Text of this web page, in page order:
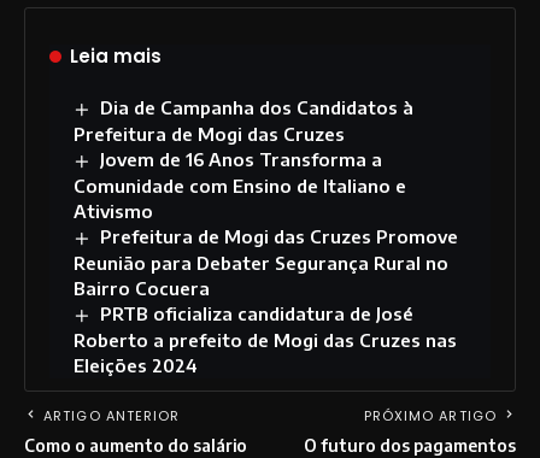
Leia mais
Dia de Campanha dos Candidatos à
Prefeitura de Mogi das Cruzes
Jovem de 16 Anos Transforma a
Comunidade com Ensino de Italiano e
Ativismo
Prefeitura de Mogi das Cruzes Promove
Reunião para Debater Segurança Rural no
Bairro Cocuera
PRTB oficializa candidatura de José
Roberto a prefeito de Mogi das Cruzes nas
Eleições 2024
ARTIGO ANTERIOR
Como o aumento do salário
PRÓXIMO ARTIGO
O futuro dos pagamentos